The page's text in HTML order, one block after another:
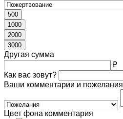
500
1000
2000
3000
Другая сумма
₽
Как вас зовут?
Ваши комментарии и пожелания
Цвет фона комментария